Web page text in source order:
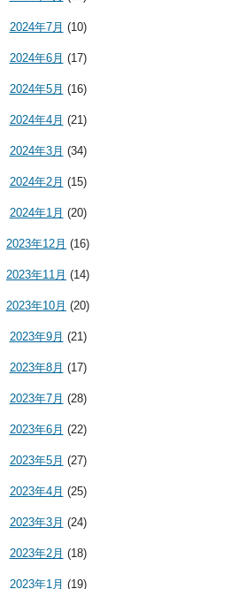
2024年7月 (10)
2024年6月 (17)
2024年5月 (16)
2024年4月 (21)
2024年3月 (34)
2024年2月 (15)
2024年1月 (20)
2023年12月 (16)
2023年11月 (14)
2023年10月 (20)
2023年9月 (21)
2023年8月 (17)
2023年7月 (28)
2023年6月 (22)
2023年5月 (27)
2023年4月 (25)
2023年3月 (24)
2023年2月 (18)
2023年1月 (19)